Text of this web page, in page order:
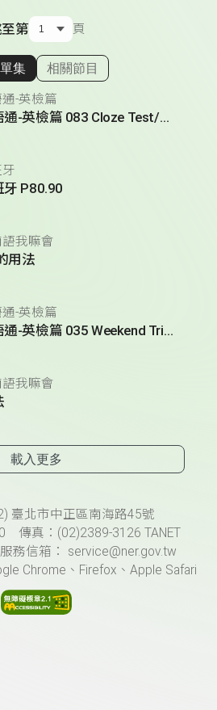
第 頁
顯示相關單集
集 相關節目
-英檢篇
超級英語通-英檢篇 083 Cloze Test/段落填空-13
P80.90
我嘛會
用法
-英檢篇
超級英語通-英檢篇 035 Weekend Trip- 週末旅遊
我嘛會
載入更多
臺北市中正區南海路45號
傳真：(02)2389-3126 TANET
務信箱： service@ner.gov.tw
Chrome、Firefox、Apple Safari